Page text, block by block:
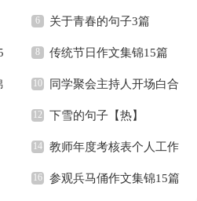
关于青春的句子3篇
传统节日作文集锦15篇
同学聚会主持人开场白合
集15篇下雪的句子【热】
教师年度考核表个人工作
总结(15篇)
参观兵马俑作文集锦15篇